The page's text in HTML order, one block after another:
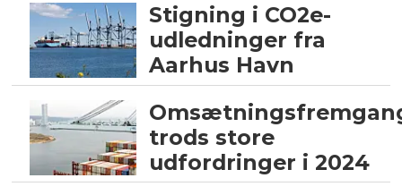
Stigning i CO2e-
udledninger fra
Aarhus Havn
trods store
udfordringer i 2024